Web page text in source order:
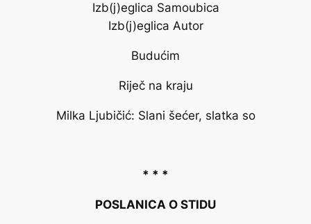
Izb(j)eglica Samoubica
Izb(j)eglica Autor
Budućim
Riječ na kraju
Milka Ljubičić: Slani šećer, slatka so
* * *
POSLANICA O STIDU